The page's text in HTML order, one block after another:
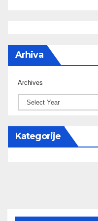
Arhiva
Archives
Kategorije